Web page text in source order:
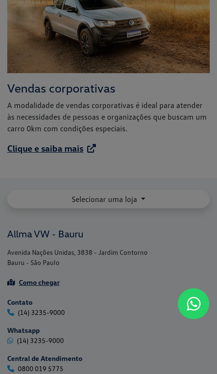
Vendas corporativas
A modalidade de vendas corporativas é ideal para atender
às necessidades de pessoas e organizações que buscam um
carro 0km com condições especiais.
Clique e saiba mais
Selecionar uma loja
Allma VW - Bauru
Avenida Nações Unidas, 3838 - Jardim Contorno
Bauru - São Paulo
Como chegar
Contato
(14) 3235-9000
Whatsapp
(14) 3235-9000
Central de Atendimento
0800 019 5775